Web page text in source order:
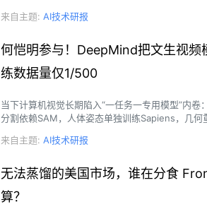
来自主题: AI技术研报
何恺明参与！DeepMind把文生视频
练数据量仅1/500
当下计算机视觉长期陷入“一任务一专用模型”内卷： 做深度估计要用DepthAnything，
分割依赖SAM，人体姿态单独训练Sapiens，几何
来自主题: AI技术研报
无法蒸馏的美国市场，谁在分食
算？